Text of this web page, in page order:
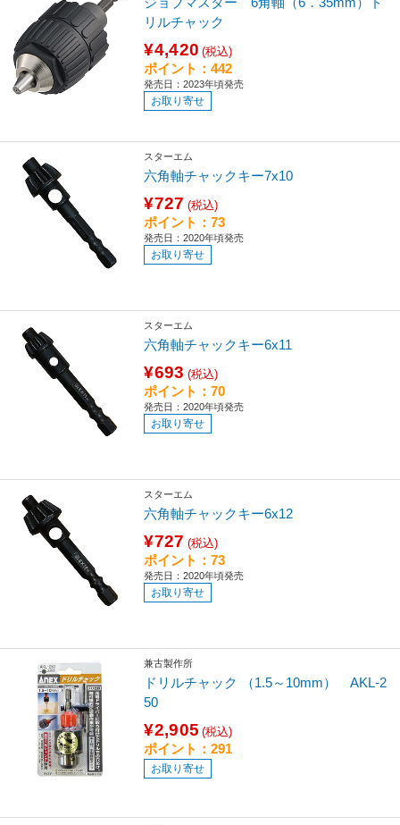
リルチャック
¥4,420 (税込)
ポイント：442
発売日：2023年頃発売
お取り寄せ
スターエム
六角軸チャックキー7x10
¥727 (税込)
ポイント：73
発売日：2020年頃発売
お取り寄せ
スターエム
六角軸チャックキー6x11
¥693 (税込)
ポイント：70
発売日：2020年頃発売
お取り寄せ
スターエム
六角軸チャックキー6x12
¥727 (税込)
ポイント：73
発売日：2020年頃発売
お取り寄せ
兼古製作所
ドリルチャック （1.5～10mm） AKL-2
50
¥2,905 (税込)
ポイント：291
お取り寄せ